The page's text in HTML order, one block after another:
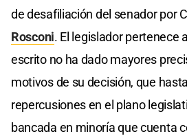
de desafiliación del senador por
Rosconi. El legislador pertenece
escrito no ha dado mayores
motivos de su decisión, que
repercusiones en el plano
bancada en minoría que cuenta